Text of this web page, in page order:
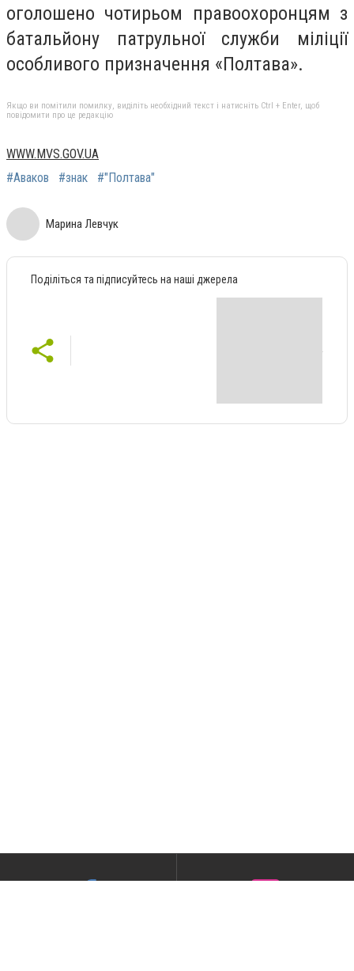
оголошено чотирьом правоохоронцям з
батальйону патрульної служби міліції
особливого призначення «Полтава».
Якщо ви помітили помилку, виділіть необхідний текст і натисніть Ctrl + Enter, щоб
повідомити про це редакцію
WWW.MVS.GOV.UA
#Аваков
#знак #"Полтава"
Марина Левчук
Поділіться та підписуйтесь на наші джерела